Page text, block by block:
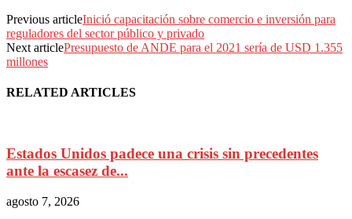
Previous articleInició capacitación sobre comercio e inversión para
reguladores del sector público y privado
Next articlePresupuesto de ANDE para el 2021 sería de USD 1.355
millones
RELATED ARTICLES
Estados Unidos padece una crisis sin precedentes
ante la escasez de...
agosto 7, 2026